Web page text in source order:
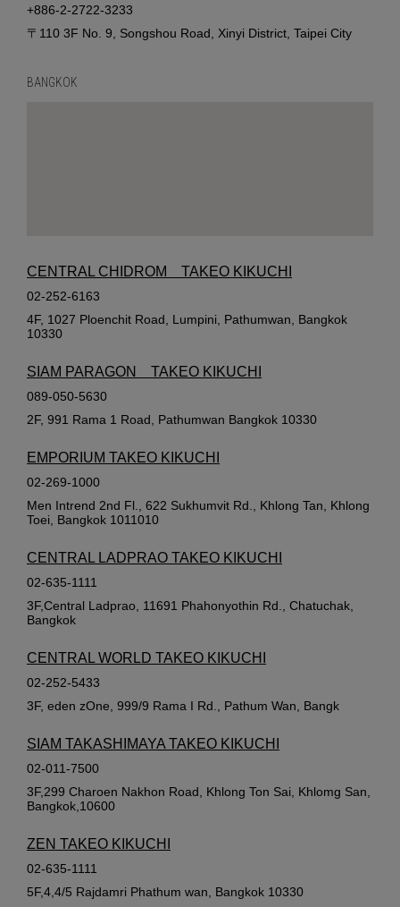
+886-2-2722-3233
〒110 3F No. 9, Songshou Road, Xinyi District, Taipei City
BANGKOK
CENTRAL CHIDROM TAKEO KIKUCHI
02-252-6163
4F, 1027 Ploenchit Road, Lumpini, Pathumwan, Bangkok
10330
SIAM PARAGON TAKEO KIKUCHI
089-050-5630
2F, 991 Rama 1 Road, Pathumwan Bangkok 10330
EMPORIUM TAKEO KIKUCHI
02-269-1000
Men Intrend 2nd Fl., 622 Sukhumvit Rd., Khlong Tan, Khlong
Toei, Bangkok 1011010
CENTRAL LADPRAO TAKEO KIKUCHI
02-635-1111
3F,Central Ladprao, 11691 Phahonyothin Rd., Chatuchak,
Bangkok
CENTRAL WORLD TAKEO KIKUCHI
02-252-5433
3F, eden zOne, 999/9 Rama I Rd., Pathum Wan, Bangk
SIAM TAKASHIMAYA TAKEO KIKUCHI
02-011-7500
3F,299 Charoen Nakhon Road, Khlong Ton Sai, Khlomg San,
Bangkok,10600
ZEN TAKEO KIKUCHI
02-635-1111
5F,4,4/5 Rajdamri Phathum wan, Bangkok 10330